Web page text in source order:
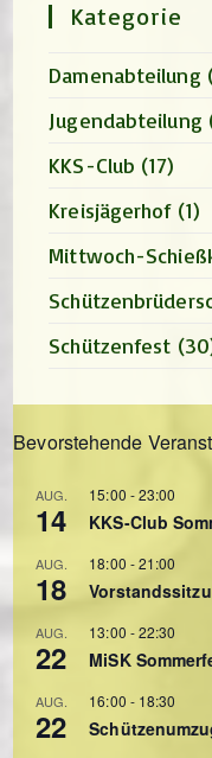
Kategorie
Damenabteilung
Jugendabteilung
KKS-Club (17)
Kreisjägerhof (1)
Mittwoch-
Schützenfest
Bevorstehende
AUG.
14
15:00 -23:00
KKS-Club
AUG.
18
18:00 -21:00
AUG.
22
13:00 -22:30
MiSK
AUG.
22
16:00 - 18:30